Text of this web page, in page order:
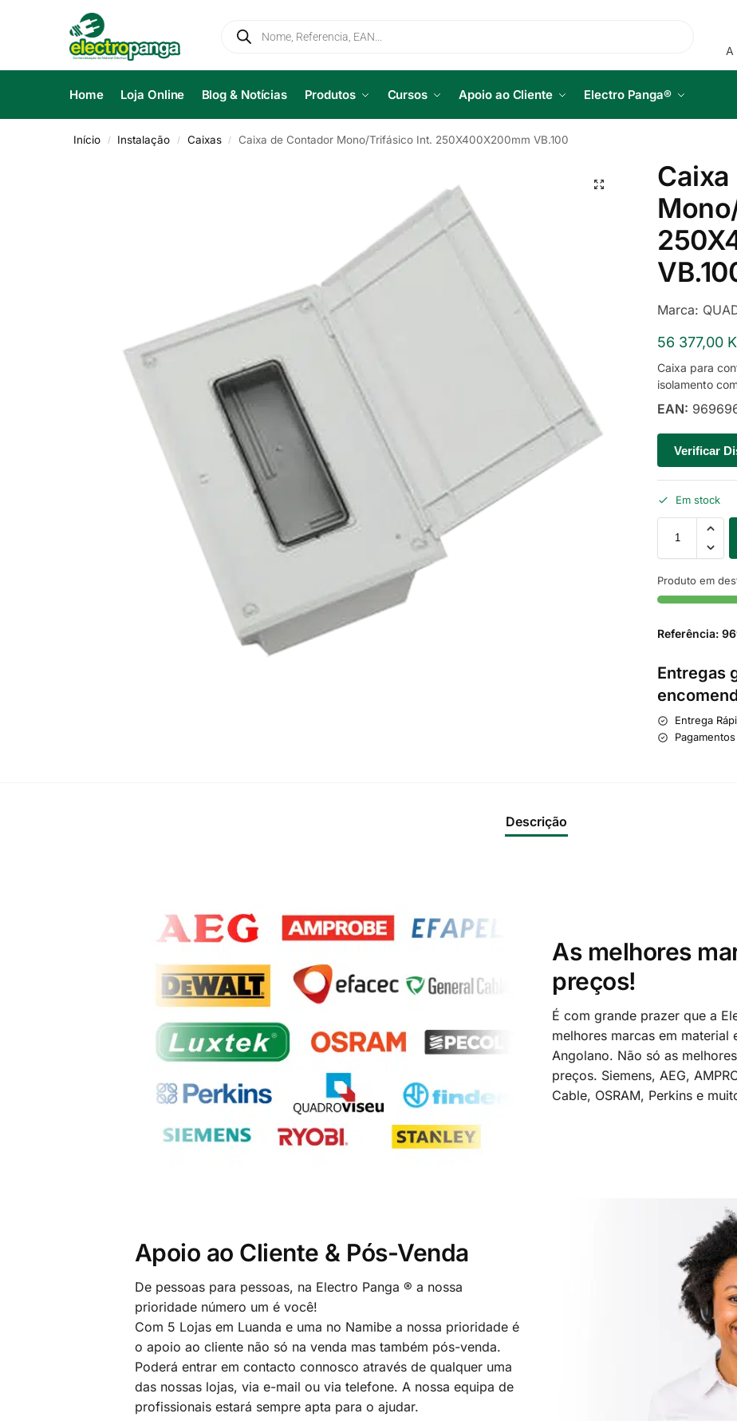
A
Home Loja Online Blog & Notícias Produtos Cursos Apoio ao Cliente Electro Panga®
Início / Instalação / Caixas / Caixa de Contador Mono/Trifásico Int. 250X400X200mm VB.100
Marca:
56 377,00
Caixa para
isolamento
EAN:
Verificar
Em stock
Produto em
Referência:
Entregas
Entrega
Descrição
As melhores
preços!
É com grande prazer que a
melhores marcas em
Angolano. Não só as
preços. Siemens, AEG,
Cable, OSRAM, Perkins e
Apoio ao Cliente & Pós-Venda
De pessoas para pessoas, na Electro Panga ® a nossa
prioridade número um é você!
Com 5 Lojas em Luanda e uma no Namibe a nossa prioridade é
o apoio ao cliente não só na venda mas também pós-venda.
Poderá entrar em contacto connosco através de qualquer uma
das nossas lojas, via e-mail ou via telefone. A nossa equipa de
profissionais estará sempre apta para o ajudar.